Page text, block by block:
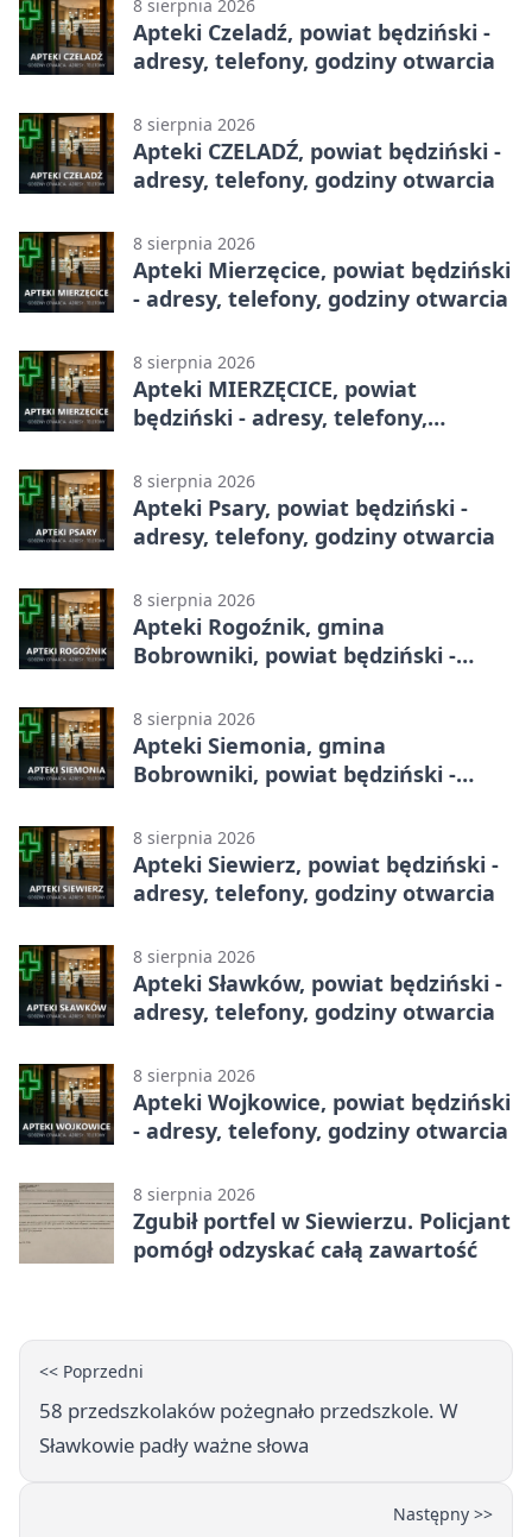
8 sierpnia 2026
Apteki Czeladź, powiat będziński -
adresy, telefony, godziny otwarcia
8 sierpnia 2026
Apteki CZELADŹ, powiat będziński -
adresy, telefony, godziny otwarcia
8 sierpnia 2026
Apteki Mierzęcice, powiat będziński
- adresy, telefony, godziny otwarcia
8 sierpnia 2026
Apteki MIERZĘCICE, powiat
będziński - adresy, telefony,
8 sierpnia 2026
Apteki Psary, powiat będziński -
adresy, telefony, godziny otwarcia
8 sierpnia 2026
Apteki Rogoźnik, gmina
Bobrowniki, powiat będziński -
8 sierpnia 2026
Apteki Siemonia, gmina
Bobrowniki, powiat będziński -
8 sierpnia 2026
Apteki Siewierz, powiat będziński -
adresy, telefony, godziny otwarcia
8 sierpnia 2026
Apteki Sławków, powiat będziński -
adresy, telefony, godziny otwarcia
8 sierpnia 2026
Apteki Wojkowice, powiat będziński
- adresy, telefony, godziny otwarcia
8 sierpnia 2026
Zgubił portfel w Siewierzu. Policjant
pomógł odzyskać całą zawartość
<< Poprzedni
58 przedszkolaków pożegnało przedszkole. W
Sławkowie padły ważne słowa
Następny >>